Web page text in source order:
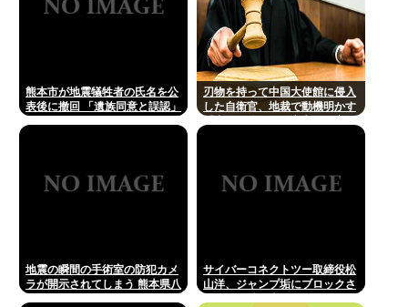
熊本市が地震犠牲者の氏名を公
表後に撤回 「遺族同意と誤認」
刃物を持って中国大使館に侵入
した自衛官、地裁で動機明かす
地震の瞬間の手術室の防犯カメ
ラが開示されてしまう 熊本県八
サイバーコネクトツー取締役松
山洋、ジャンプ垢にブロックさ